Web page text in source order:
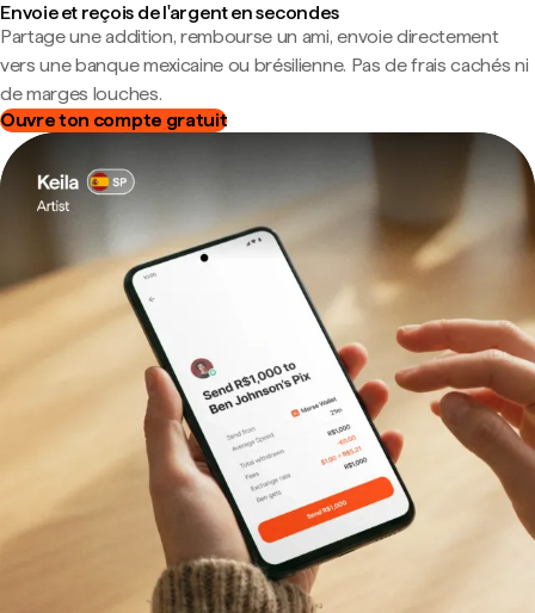
Envoie et reçois de l'argent en secondes
Partage une addition, rembourse un ami, envoie directement
vers une banque mexicaine ou brésilienne. Pas de frais cachés ni
de marges louches.
Ouvre ton compte gratuit